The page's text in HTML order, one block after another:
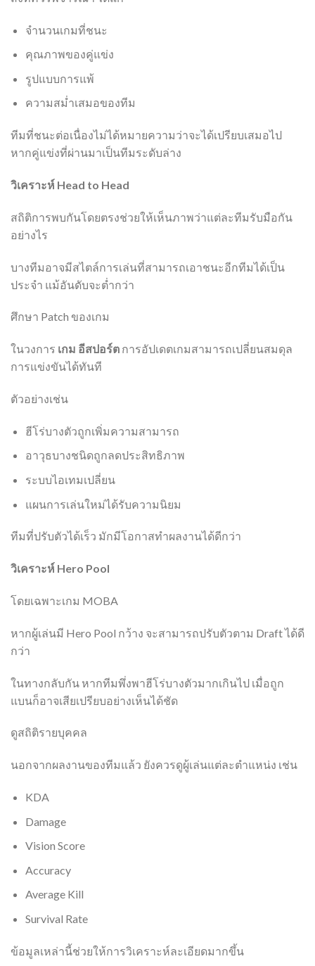
จำนวนเกมที่ชนะ
คุณภาพของคู่แข่ง
รูปแบบการแพ้
ความสม่ำเสมอของทีม
ทีมที่ชนะต่อเนื่องไม่ได้หมายความว่าจะได้เปรียบเสมอไป
หากคู่แข่งที่ผ่านมาเป็นทีมระดับล่าง
วิเคราะห์ Head to Head
สถิติการพบกันโดยตรงช่วยให้เห็นภาพว่าแต่ละทีมรับมือกัน
อย่างไร
บางทีมอาจมีสไตล์การเล่นที่สามารถเอาชนะอีกทีมได้เป็น
ประจำ แม้อันดับจะต่ำกว่า
ศึกษา Patch ของเกม
ในวงการ เกม อีสปอร์ต การอัปเดตเกมสามารถเปลี่ยนสมดุล
การแข่งขันได้ทันที
ตัวอย่างเช่น
ฮีโร่บางตัวถูกเพิ่มความสามารถ
อาวุธบางชนิดถูกลดประสิทธิภาพ
ระบบไอเทมเปลี่ยน
แผนการเล่นใหม่ได้รับความนิยม
ทีมที่ปรับตัวได้เร็ว มักมีโอกาสทำผลงานได้ดีกว่า
วิเคราะห์ Hero Pool
โดยเฉพาะเกม MOBA
หากผู้เล่นมี Hero Pool กว้าง จะสามารถปรับตัวตาม Draft ได้ดี
กว่า
ในทางกลับกัน หากทีมพึ่งพาฮีโร่บางตัวมากเกินไป เมื่อถูก
แบนก็อาจเสียเปรียบอย่างเห็นได้ชัด
ดูสถิติรายบุคคล
นอกจากผลงานของทีมแล้ว ยังควรดูผู้เล่นแต่ละตำแหน่ง เช่น
KDA
Damage
Vision Score
Accuracy
Average Kill
Survival Rate
ข้อมูลเหล่านี้ช่วยให้การวิเคราะห์ละเอียดมากขึ้น